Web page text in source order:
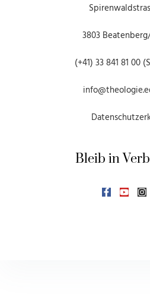
3803
(+41) 33 841 81 00
Bleib in